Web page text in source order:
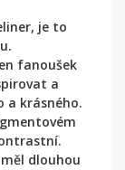
je to
fanoušek
a
a krásného.
dlouhou